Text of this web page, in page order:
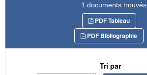
1 documents trouvés
PDF Tableau
PDF Bibliographie
Tri par